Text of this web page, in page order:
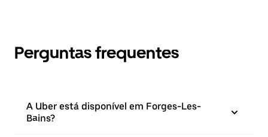
Perguntas frequentes
A Uber está disponível em Forges-Les-
Bains?